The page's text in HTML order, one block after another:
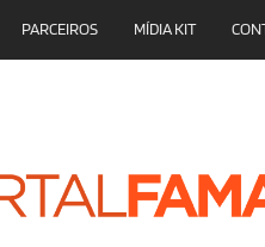
PARCEIROS MÍDIA KIT